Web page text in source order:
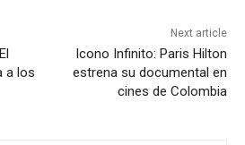
a los
Next article
Icono Infinito: Paris Hilton
estrena su documental en
cines de Colombia